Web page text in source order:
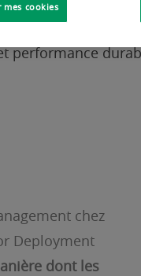
mutations
performance
chez
Deployment
dont les
mes cookies